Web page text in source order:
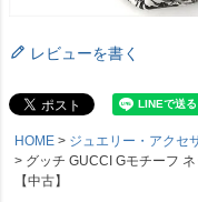
レビューを書く
HOME
ジュエリー・アクセ
グッチ GUCCI Gモチーフ
【中古】